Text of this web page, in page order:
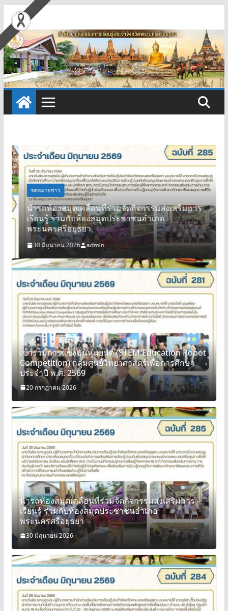
Skip
to
content
จดหมายข่าว
นำรถห้องสมุดเคลื่อนที่ร่วมจัดกิจกรรมส่งเสริมการ
เรียนรู้ ร่วมกับห้องสมุดประชาชนอำเภอ
พระนครศรีอยุธยา
30 มิถุนายน 2026 admin
เข้าร่วมการแข่งขันหุ่นยนต์ (STEM Education Robot
Competition) กลุ่มศูนย์วิทยาศาสตร์เพื่อการศึกษา
ประจำปี พ.ศ. 2569
20 กรกฎาคม 2026
นำรถห้องสมุดเคลื่อนที่ร่วมจัดกิจกรรมส่งเสริมการ
เรียนรู้ ร่วมกับห้องสมุดประชาชนอำเภอ
พระนครศรีอยุธยา
30 มิถุนายน 2026